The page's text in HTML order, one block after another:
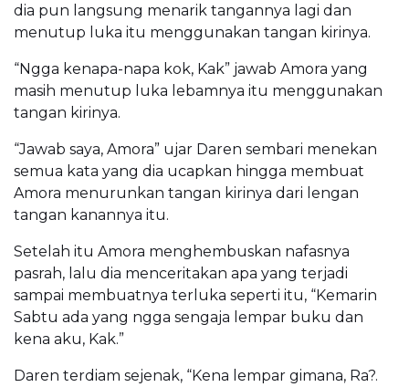
dia pun langsung menarik tangannya lagi dan
menutup luka itu menggunakan tangan kirinya.
“Ngga kenapa-napa kok, Kak” jawab Amora yang
masih menutup luka lebamnya itu menggunakan
tangan kirinya.
“Jawab saya, Amora” ujar Daren sembari menekan
semua kata yang dia ucapkan hingga membuat
Amora menurunkan tangan kirinya dari lengan
tangan kanannya itu.
Setelah itu Amora menghembuskan nafasnya
pasrah, lalu dia menceritakan apa yang terjadi
sampai membuatnya terluka seperti itu, “Kemarin
Sabtu ada yang ngga sengaja lempar buku dan
kena aku, Kak.”
Daren terdiam sejenak, “Kena lempar gimana, Ra?.